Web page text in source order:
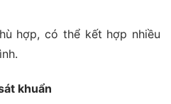
hợp, có thể kết hợp nhiều
khuẩn